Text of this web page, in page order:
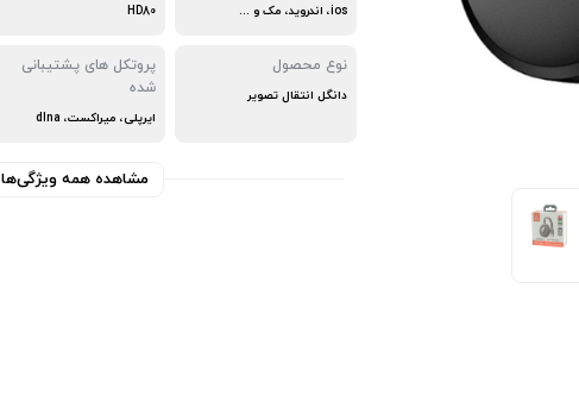
ios، اندروید، مک و ... HD80
نوع محصول
دانگل انتقال تصویر
پروتکل های پشتیبانی
شده
ایرپلی، میراکست، dlna
مشاهده همه ویژگی‌ها